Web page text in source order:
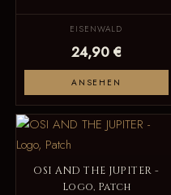
EISENWALD
24,90 €
ANSEHEN
OSI AND THE JUPITER -
Logo, Patch